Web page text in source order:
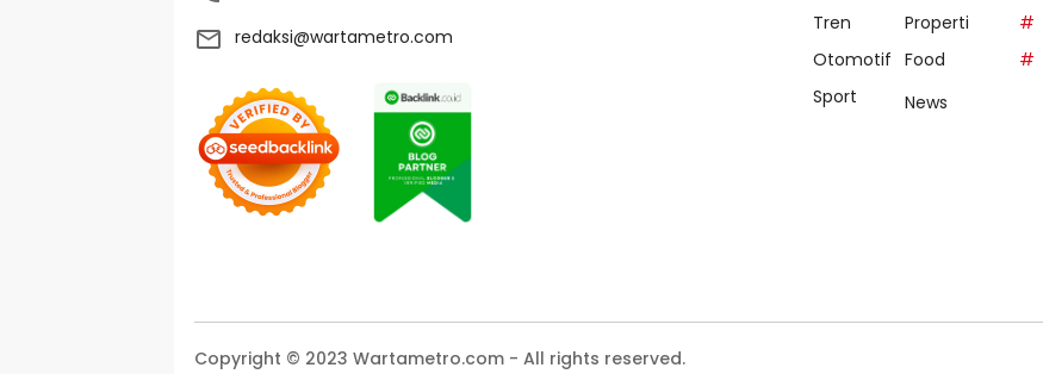
redaksi@wartametro.com
Tren
Properti
Otomotif Food
Sport
News
Copyright © 2023 Wartametro.com - All rights reserved.